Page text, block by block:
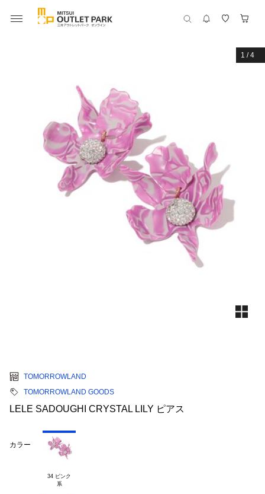
1 /4
TOMORROWLAND
TOMORROWLAND GOODS
LELE SADOUGHI CRYSTAL LILY ピアス
カラー
34 ピンク
系